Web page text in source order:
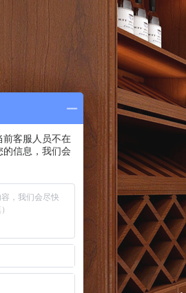
前客服人员不在
信息，我们会